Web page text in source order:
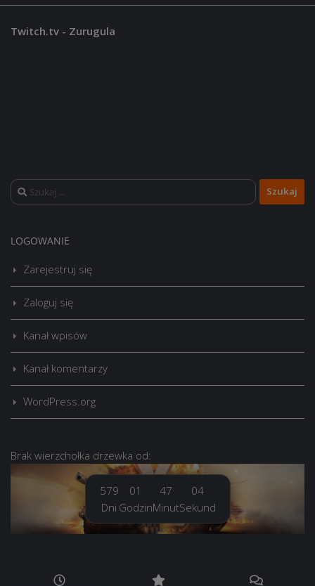
Twitch.tv - Zurugula
Szukaj:
LOGOWANIE
Zarejestruj się
Zaloguj się
Kanał wpisów
Kanał komentarzy
WordPress.org
Brak wierzchołka drzewka od:
579
Dni
01
Godzin
47
Minut
05
Sekund